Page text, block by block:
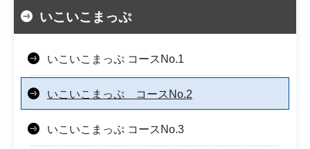
いこいこまっぷ
いこいこまっぷ コースNo.1
いこいこまっぷ コースNo.2
いこいこまっぷ コースNo.3